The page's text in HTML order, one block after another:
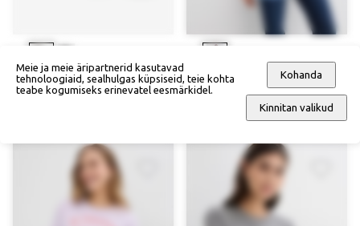
Särk lapseootel
naisele/imetavale emale (2 tk)
Pluus lapseootel/imetavale
naisele
57,90 €
Meie ja meie äripartnerid kasutavad
tehnoloogiaid, sealhulgas küpsiseid, teie kohta
teabe kogumiseks erinevatel eesmärkidel.
Kohanda
Kinnitan valikud